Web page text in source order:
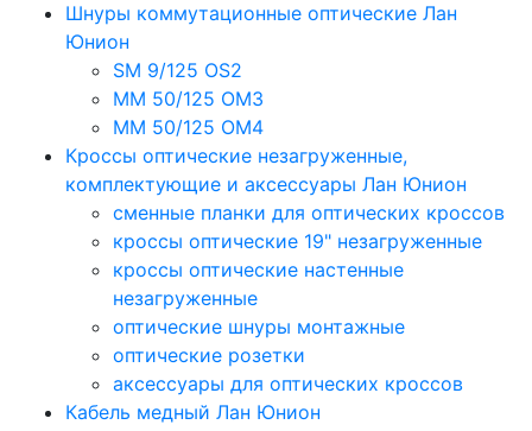
Шнуры коммутационные оптические Лан
Юнион
SM 9/125 OS2
MM 50/125 OM3
MM 50/125 OM4
Кроссы оптические незагруженные,
комплектующие и аксессуары Лан Юнион
сменные планки для оптических кроссов
кроссы оптические 19" незагруженные
кроссы оптические настенные
незагруженные
оптические шнуры монтажные
оптические розетки
аксессуары для оптических кроссов
Кабель медный Лан Юнион